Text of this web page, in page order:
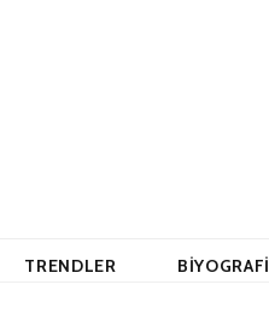
TRENDLER BIYOGRAFI